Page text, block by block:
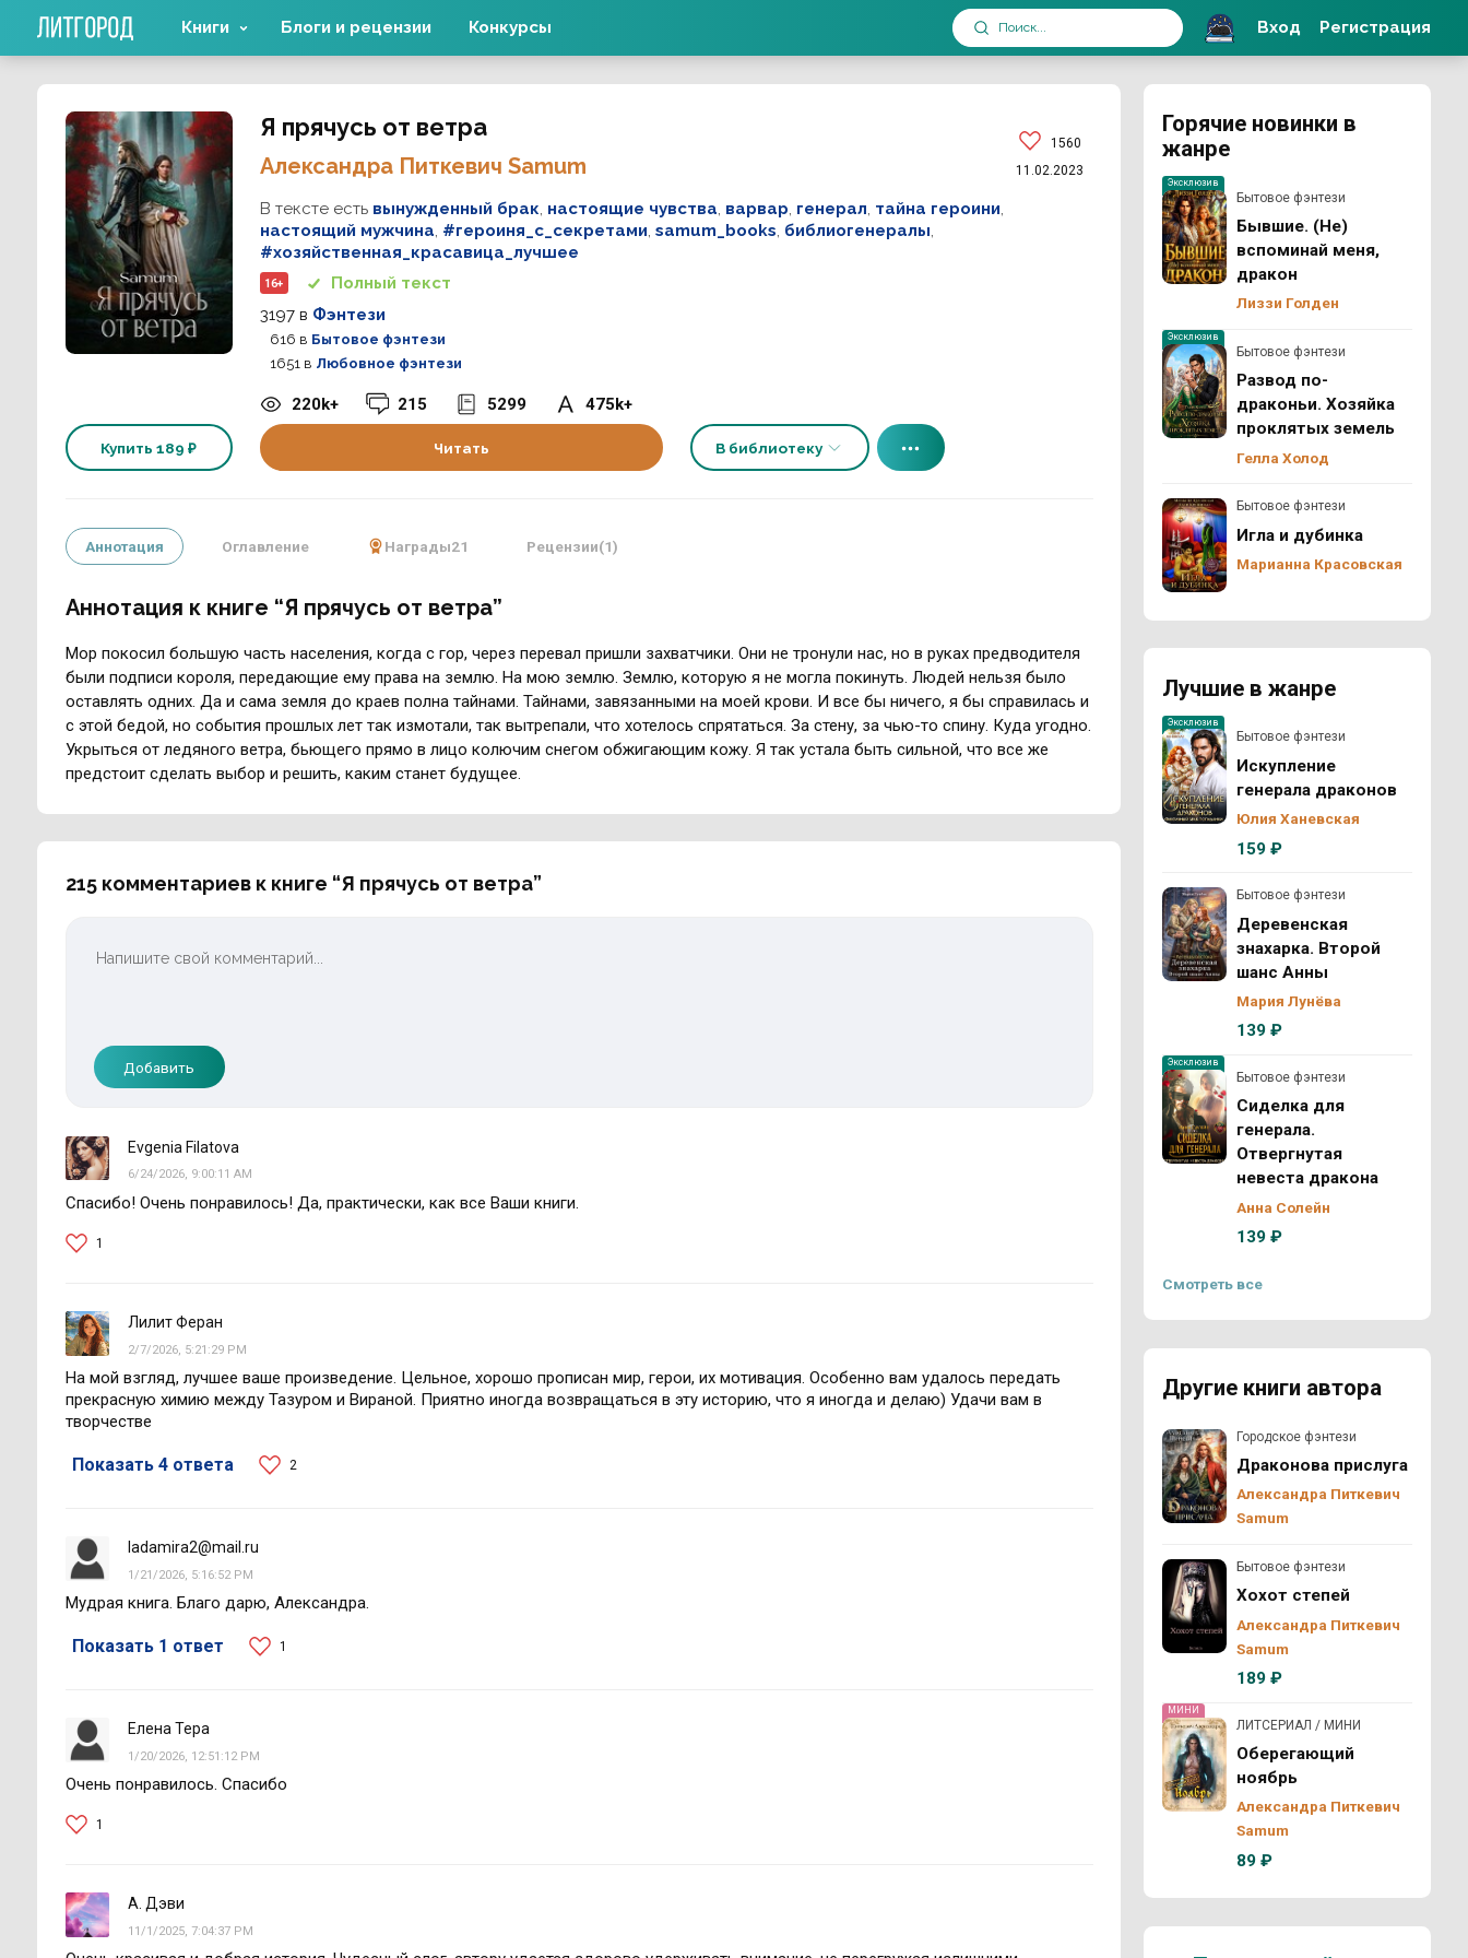
Купить 189 ₽
Я прячусь от ветра
Александра Питкевич Samum
1560
11.02.2023
В тексте есть вынужденный брак настоящие чувства варвар генерал тайна героини
настоящий мужчина #героиня_с_секретами samum_books библиогенералы
#хозяйственная_красавица_лучшее
16+
Полный текст
3197 в Фэнтези
616 в Бытовое фэнтези
1651 в Любовное фэнтези
220k+ 215 5299 475k+
Читать В библиотеку
Аннотация Оглавление Награды21 Рецензии(1)
Аннотация к книге “Я прячусь от ветра”
Мор покосил большую часть населения, когда с гор, через перевал пришли захватчики. Они не тронули нас, но в руках предводителя
были подписи короля, передающие ему права на землю. На мою землю. Землю, которую я не могла покинуть. Людей нельзя было
оставлять одних. Да и сама земля до краев полна тайнами. Тайнами, завязанными на моей крови. И все бы ничего, я бы справилась и
с этой бедой, но события прошлых лет так измотали, так вытрепали, что хотелось спрятаться. За стену, за чью-то спину. Куда угодно.
Укрыться от ледяного ветра, бьющего прямо в лицо колючим снегом обжигающим кожу. Я так устала быть сильной, что все же
предстоит сделать выбор и решить, каким станет будущее.
215 комментариев к книге “Я прячусь от ветра”
Добавить
Evgenia Filatova
6/24/2026, 9:00:11 AM
Спасибо! Очень понравилось! Да, практически, как все Ваши книги.
1
Лилит Феран
2/7/2026, 5:21:29 PM
На мой взгляд, лучшее ваше произведение. Цельное, хорошо прописан мир, герои, их мотивация. Особенно вам удалось передать
прекрасную химию между Тазуром и Вираной. Приятно иногда возвращаться в эту историю, что я иногда и делаю) Удачи вам в
творчестве
Показать 4 ответа 2
ladamira2@mail.ru
1/21/2026, 5:16:52 PM
Мудрая книга. Благо дарю, Александра.
Показать 1 ответ 1
Елена Тера
1/20/2026, 12:51:12 PM
Очень понравилось. Спасибо
1
А. Дэви
11/1/2025, 7:04:37 PM
Горячие новинки в
жанре
Эксклюзив
Бытовое фэнтези
Бывшие. (Не)
вспоминай меня,
дракон
Лиззи Голден
Эксклюзив
Бытовое фэнтези
Развод по-
драконьи. Хозяйка
проклятых земель
Гелла Холод
Бытовое фэнтези
Игла и дубинка
Марианна Красовская
Лучшие в жанре
Эксклюзив
Бытовое фэнтези
Искупление
генерала драконов
Юлия Ханевская
159 ₽
Бытовое фэнтези
Деревенская
знахарка. Второй
шанс Анны
Мария Лунёва
139 ₽
Эксклюзив
Бытовое фэнтези
Сиделка для
генерала.
Отвергнутая
невеста дракона
Анна Солейн
139 ₽
Смотреть все
Другие книги автора
Городское фэнтези
Драконова прислуга
Александра Питкевич
Samum
Бытовое фэнтези
Хохот степей
Александра Питкевич
Samum
189 ₽
МИНИ
ЛИТСЕРИАЛ / МИНИ
Оберегающий
ноябрь
Александра Питкевич
Samum
89 ₽
Книги Блоги и рецензии Конкурсы Вход Регистрация